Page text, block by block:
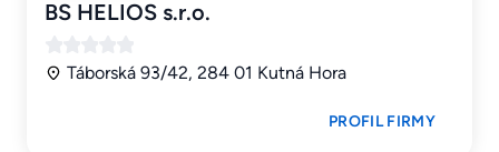
BS HELIOS s.r.o.
Táborská 93/42, 284 01 Kutná Hora
PROFIL FIRMY